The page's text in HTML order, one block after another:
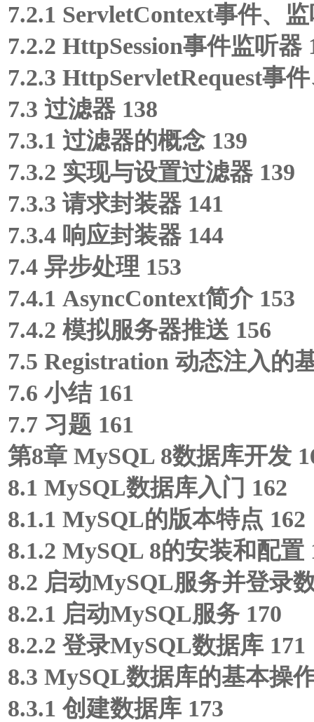
7.2.1 ServletContext事件、
7.2.2 HttpSession事件监听器
7.2.3 HttpServletRequest事
7.3 过滤器 138
7.3.1 过滤器的概念 139
7.3.2 实现与设置过滤器 139
7.3.3 请求封装器 141
7.3.4 响应封装器 144
7.4 异步处理 153
7.4.1 AsyncContext简介 153
7.4.2 模拟服务器推送 156
7.5 Registration 动态注入的
7.6 小结 161
7.7 习题 161
第8章 MySQL 8数据库开发
8.1 MySQL数据库入门 162
8.1.1 MySQL的版本特点 162
8.1.2 MySQL 8的安装和配置
8.2 启动MySQL服务并登录
8.2.1 启动MySQL服务 170
8.2.2 登录MySQL数据库 171
8.3 MySQL数据库的基本操
8.3.1 创建数据库 173